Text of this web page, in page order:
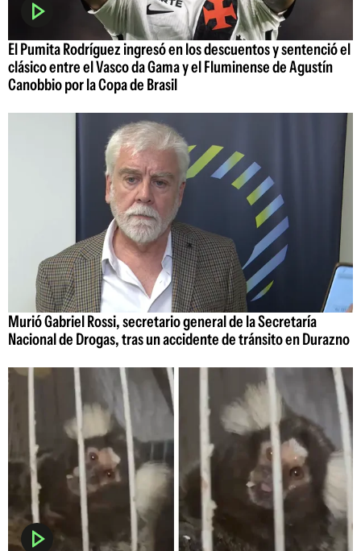
El Pumita Rodríguez ingresó en los descuentos y sentenció el
clásico entre el Vasco da Gama y el Fluminense de Agustín
Canobbio por la Copa de Brasil
Murió Gabriel Rossi, secretario general de la Secretaría
Nacional de Drogas, tras un accidente de tránsito en Durazno